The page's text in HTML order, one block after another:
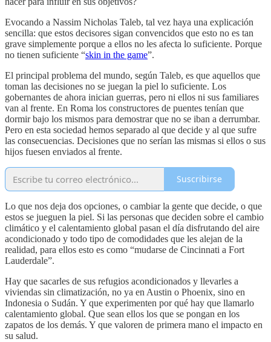
Evocando a Nassim Nicholas Taleb, tal vez haya una explicación
sencilla: que estos decisores sigan convencidos que esto no es tan
grave simplemente porque a ellos no les afecta lo suficiente. Porque
no tienen suficiente “skin in the game”.
El principal problema del mundo, según Taleb, es que aquellos que
toman las decisiones no se juegan la piel lo suficiente. Los
gobernantes de ahora inician guerras, pero ni ellos ni sus familiares
van al frente. En Roma los constructores de puentes tenían que
dormir bajo los mismos para demostrar que no se iban a derrumbar.
Pero en esta sociedad hemos separado al que decide y al que sufre
las consecuencias. Decisiones que no serían las mismas si ellos o sus
hijos fuesen enviados al frente.
Suscribirse
Lo que nos deja dos opciones, o cambiar la gente que decide, o que
estos se jueguen la piel. Si las personas que deciden sobre el cambio
climático y el calentamiento global pasan el día disfrutando del aire
acondicionado y todo tipo de comodidades que les alejan de la
realidad, para ellos esto es como “mudarse de Cincinnati a Fort
Lauderdale”.
Hay que sacarles de sus refugios acondicionados y llevarles a
viviendas sin climatización, no ya en Austin o Phoenix, sino en
Indonesia o Sudán. Y que experimenten por qué hay que llamarlo
calentamiento global. Que sean ellos los que se pongan en los
zapatos de los demás. Y que valoren de primera mano el impacto en
su salud.